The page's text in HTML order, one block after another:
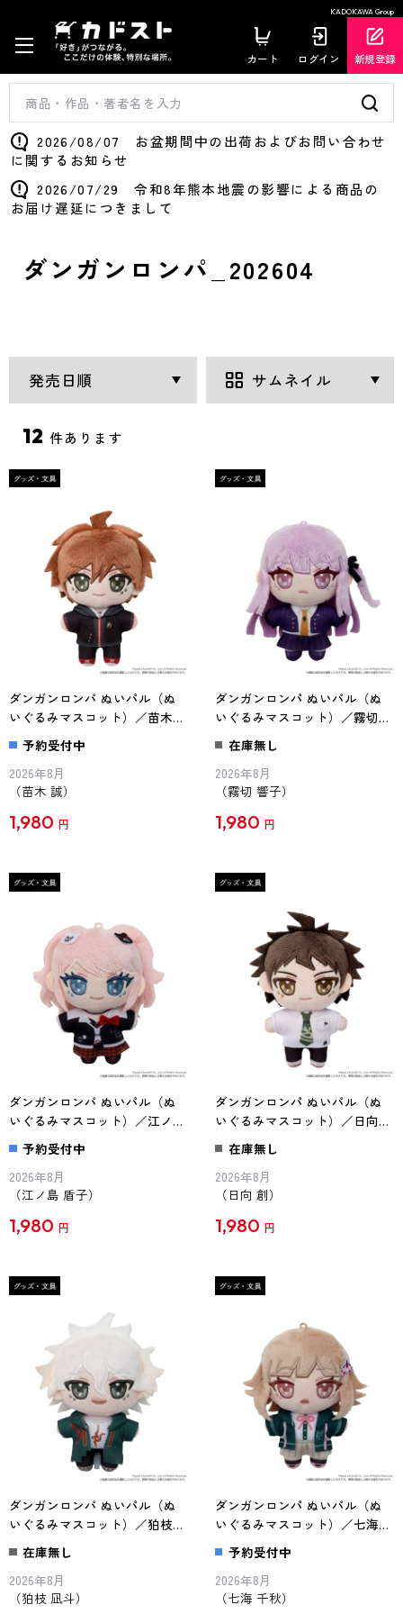
KADOKAWA Group
カート ログイン 新規登録
2026/08/07 お盆期間中の出荷およびお問い合わせ
に関するお知らせ
2026/07/29 令和8年熊本地震の影響による商品の
お届け遅延につきまして
ダンガンロンパ_202604
12 件あります
ダンガンロンパ ぬいパル（ぬ
いぐるみマスコット）／苗木
予約受付中
2026年8月
（苗木 誠）
1,980 円
ダンガンロンパ ぬいパル（ぬ
いぐるみマスコット）／霧切
響子
在庫無し
2026年8月
（霧切 響子）
1,980 円
ダンガンロンパ ぬいパル（ぬ
いぐるみマスコット）／江ノ島
予約受付中
2026年8月
（江ノ島 盾子）
1,980 円
ダンガンロンパ ぬいパル（ぬ
いぐるみマスコット）／日向
在庫無し
2026年8月
（日向 創）
1,980 円
ダンガンロンパ ぬいパル（ぬ
いぐるみマスコット）／狛枝
凪斗
在庫無し
2026年8月
（狛枝 凪斗）
ダンガンロンパ ぬいパル（ぬ
いぐるみマスコット）／七海
予約受付中
2026年8月
（七海 千秋）